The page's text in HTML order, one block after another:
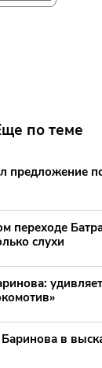
по теме
предложение
переходе
слухи
в